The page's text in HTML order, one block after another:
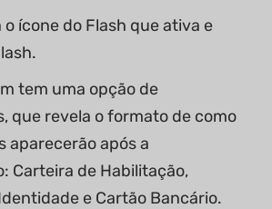
o ícone do Flash que ativa e
tem uma opção de
que revela o formato de como
aparecerão após a
Carteira de Habilitação,
e Cartão Bancário.